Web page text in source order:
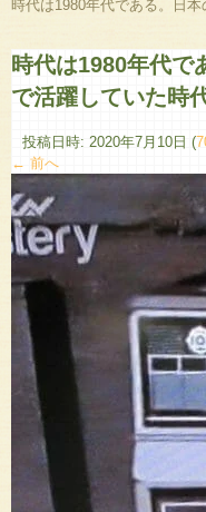
時代は1980年代である。日
時代は1980年代で
で活躍していた時
投稿日時: 2020年7月10日 (
← 前へ